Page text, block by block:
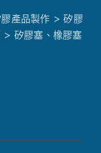
產品製作 > 矽膠
> 矽膠塞、橡膠塞